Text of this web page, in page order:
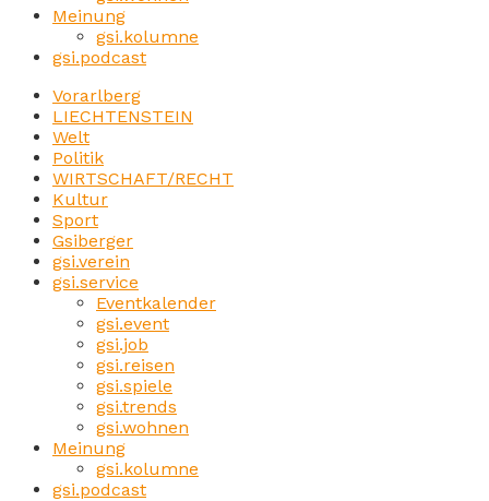
Meinung
gsi.kolumne
gsi.podcast
Vorarlberg
LIECHTENSTEIN
Welt
Politik
WIRTSCHAFT/RECHT
Kultur
Sport
Gsiberger
gsi.verein
gsi.service
Eventkalender
gsi.event
gsi.job
gsi.reisen
gsi.spiele
gsi.trends
gsi.wohnen
Meinung
gsi.kolumne
gsi.podcast